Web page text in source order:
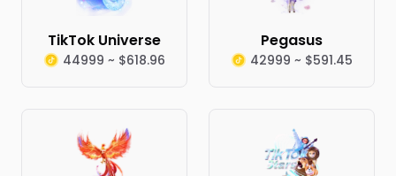
TikTok Universe
44999 ~ $618.96
Pegasus
42999 ~ $591.45